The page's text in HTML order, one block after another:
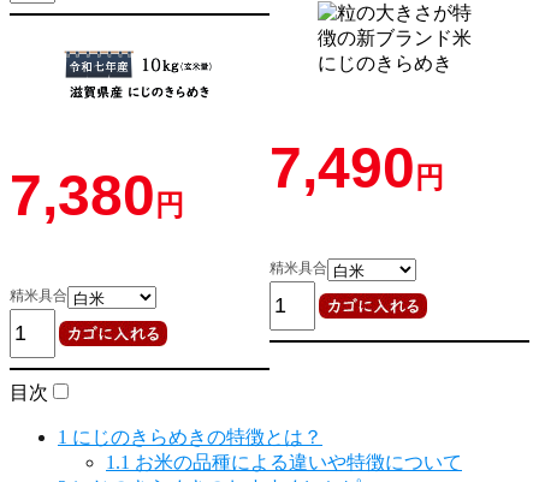
7,380 円
精米具合
7,490 円
精米具合
目次
1 にじのきらめきの特徴とは？
1.1 お米の品種による違いや特徴について